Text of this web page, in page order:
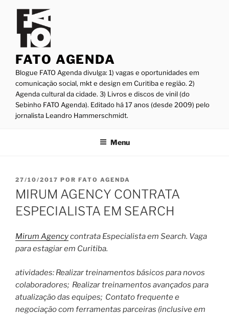
conteúdo
FATO AGENDA
Blogue FATO Agenda divulga: 1) vagas e oportunidades em
comunicação social, mkt e design em Curitiba e região. 2)
Agenda cultural da cidade. 3) Livros e discos de vinil (do
Sebinho FATO Agenda). Editado há 17 anos (desde 2009) pelo
jornalista Leandro Hammerschmidt.
Menu
PUBLICADO
EM
27/10/2017 POR FATO AGENDA
MIRUM AGENCY CONTRATA
ESPECIALISTA EM SEARCH
Mirum Agencycontrata Especialista em Search. Vaga
para estagiar em Curitiba.
atividades: Realizar treinamentos básicos para novos
colaboradores; Realizar treinamentos avançados para
atualização das equipes; Contato frequente e
negociação com ferramentas parceiras (inclusive em